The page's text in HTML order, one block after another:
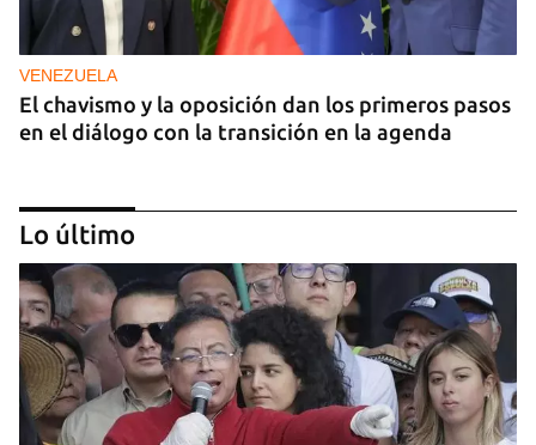
VENEZUELA
El chavismo y la oposición dan los primeros pasos
en el diálogo con la transición en la agenda
Lo último